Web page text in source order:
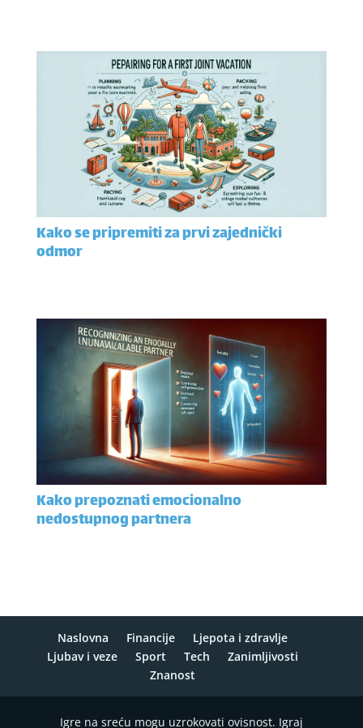
Kako se pripremiti za prvi zajednički
odmor
Kako prepoznati emocionalno
nedostupnog partnera
Naslovna Financije
Ljepota i zdravlje
Ljubav i veze
Sport Tech
Zanimljivosti
Znanost
Igre na sreću mogu uzrokovati ovisnost. Igraj